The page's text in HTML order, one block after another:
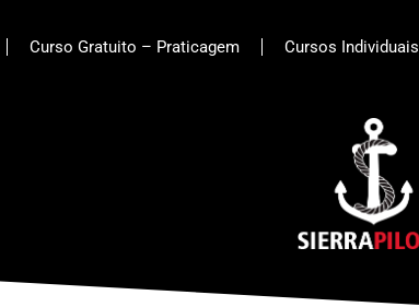
Curso Gratuito – Praticagem Cursos Individuais